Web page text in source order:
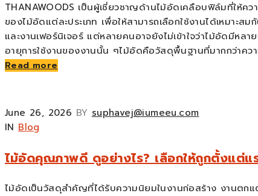
THANAWOODS เป็นผู้เชี่ยวชาญด้านไม้อัดเคลือบฟิล์มที่ให้
ของไม้อัดแต่ละประเภท เพื่อให้สามารถเลือกใช้งานได้เหมา
และงานเฟอร์นิเจอร์ แต่หลายคนอาจยังไม่เข้าใจว่าไม้อัดมีห
อายุการใช้งานของงานนั้น ๆไม้อัดคือวัสดุพื้นฐานที่มากกว่าค
Read more
June 26, 2026 BY suphavej@iumeeu.com
IN Blog
ไม้อัดคุณภาพดี ดูอย่างไร? เลือกให้ถูกตั้งแต่แ
ไม้อัดเป็นวัสดุสำคัญที่ได้รับความนิยมในงานก่อสร้าง งานตกแ